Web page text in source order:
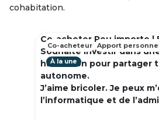
cohabitation.
Co-acheter Peu importe |
Souhaite investir dans
habitation pour partager
autonome.
J’aime bricoler. Je peux
l’informatique et de
À la une
Co-acheteur Apport